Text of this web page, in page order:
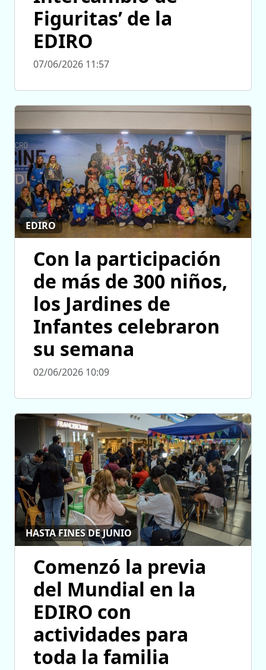
Figuritas’ de la
EDIRO
07/06/2026 11:57
EDIRO
Con la participación
de más de 300 niños,
los Jardines de
Infantes celebraron
su semana
02/06/2026 10:09
HASTA FINES DE JUNIO
Comenzó la previa
del Mundial en la
EDIRO con
actividades para
toda la familia